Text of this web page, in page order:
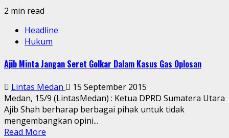
2 min read
Headline
Hukum
Ajib Minta Jangan Seret Golkar Dalam Kasus Gas Oplosan
Lintas Medan
15 September 2015
Medan, 15/9 (LintasMedan) : Ketua DPRD Sumatera Utara
Ajib Shah berharap berbagai pihak untuk tidak
mengembangkan opini...
Read More